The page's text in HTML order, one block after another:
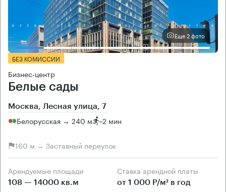
Еще 2 фото
БЕЗ КОМИССИИ
Бизнес-центр
Белые сады
Москва, Лесная улица, 7
Белорусская → 240 м ~2 мин
160 м → Заставный переулок
Арендуемые площади
108 — 14000 кв.м
Ставка арендной платы
от 1 000 Р/м² в год